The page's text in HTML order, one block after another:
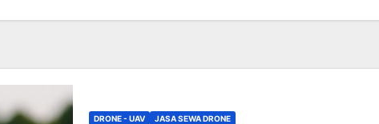
DRONE - UAV JASA SEWA DRONE